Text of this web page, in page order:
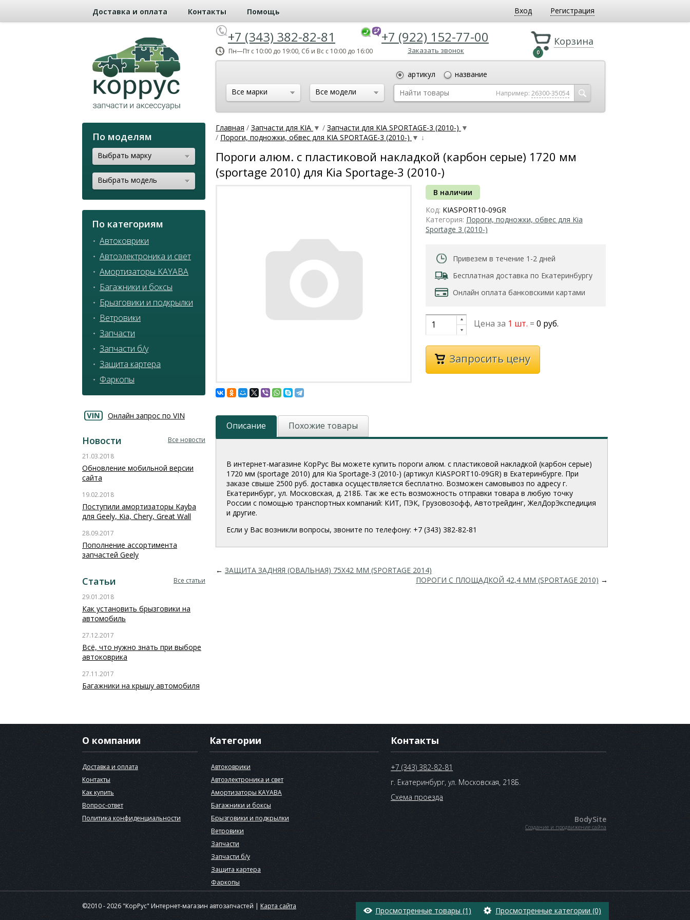
Доставка и оплата Контакты Помощь Вход Регистрация
Корзина
0
+7 (343) 382-82-81 +7 (922) 152-77-00
Пн—Пт с 10:00 до 19:00, Сб и Вс с 10:00 до 16:00 Заказать звонок
Все марки Все модели
артикул название
Например: 26300-35054
По моделям
Выбрать марку
Выбрать модель
По категориям
Автоковрики
Автоэлектроника и свет
Амортизаторы KAYABA
Багажники и боксы
Брызговики и подкрылки
Ветровики
Запчасти
Запчасти б/у
Защита картера
Фаркопы
Онлайн запрос по VIN
Новости
Все новости
21.03.2018
Обновление мобильной версии
сайта
19.02.2018
Поступили амортизаторы Kayba
для Geely, Kia, Chery, Great Wall
28.09.2017
Пополнение ассортимента
запчастей Geely
Статьи
Все статьи
29.01.2018
Как установить брызговики на
автомобиль
27.12.2017
Всё, что нужно знать при выборе
автоковрика
27.11.2017
Багажники на крышу автомобиля
Главная / Запчасти для KIA ▼ / Запчасти для KIA SPORTAGE-3 (2010-) ▼
/ Пороги, подножки, обвес для KIA SPORTAGE-3 (2010-) ▼ ↓
Пороги алюм. с пластиковой накладкой (карбон серые) 1720 мм
(sportage 2010) для Kia Sportage-3 (2010-)
В наличии
Код: KIASPORT10-09GR
Категория: Пороги, подножки, обвес для Kia
Sportage 3 (2010-)
Привезем в течение 1-2 дней
Бесплатная доставка по Екатеринбургу
Онлайн оплата банковскими картами
Цена за 1 шт. = 0 руб.
Запросить цену
Описание Похожие товары
В интернет-магазине КорРус Вы можете купить пороги алюм. с пластиковой накладкой (карбон серые)
1720 мм (sportage 2010) для Kia Sportage-3 (2010-) (артикул KIASPORT10-09GR) в Екатеринбурге. При
заказе свыше 2500 руб. доставка осуществляется бесплатно. Возможен самовывоз по адресу г.
Екатеринбург, ул. Московская, д. 218Б. Так же есть возможность отправки товара в любую точку
России с помощью транспортных компаний: КИТ, ПЭК, Грузовозофф, Автотрейдинг, ЖелДорЭкспедиция
и другие.
Если у Вас возникли вопросы, звоните по телефону: +7 (343) 382-82-81
← ЗАЩИТА ЗАДНЯЯ (ОВАЛЬНАЯ) 75Х42 ММ (SPORTAGE 2014)
ПОРОГИ С ПЛОЩАДКОЙ 42,4 ММ (SPORTAGE 2010) →
О компании
Доставка и оплата
Контакты
Как купить
Вопрос-ответ
Политика конфиденциальности
Категории
Автоковрики
Автоэлектроника и свет
Амортизаторы KAYABA
Багажники и боксы
Брызговики и подкрылки
Ветровики
Запчасти
Запчасти б/у
Защита картера
Фаркопы
Контакты
+7 (343) 382-82-81
г. Екатеринбург, ул. Московская, 218Б.
Схема проезда
BodySite
Создание и продвижение сайта
©2010 - 2026 "КорРус" Интернет-магазин автозапчастей | Карта сайта Просмотренные товары (1) Просмотренные категории (0)